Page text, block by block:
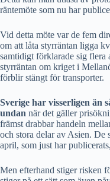
räntemöte som nu har
Vid detta möte var de fem
om att låta styrräntan ligga
samtidigt förklarade sig flera
styrräntan om kriget i
förblir stängt för transporter.
Sverige har visserligen än
undan när det gäller
främst drabbar handeln
och stora delar av Asien.
april, som just har
Men efterhand stiger risken